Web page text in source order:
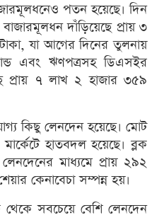
পতন হয়েছে। দিন
দাঁড়িয়েছে প্রায় ৩
যা আগের দিনের তুলনায়
এবং ঋণপত্রসহ ডিএসইর
প্রায় ৭ লাখ ২ হাজার ৩৫৯
কিছু লেনদেন হয়েছে। মোট
হাতবদল হয়েছে। ব্লক
মাধ্যমে প্রায় ২৯২
কেনাবেচা সম্পন্ন হয়।
থেকে সবচেয়ে বেশি লেনদেন